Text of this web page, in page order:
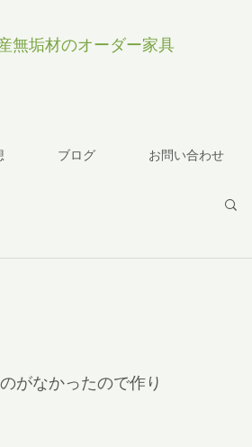
無垢材のオーダー家具
ブログ お問い合わせ
がなかったので作り